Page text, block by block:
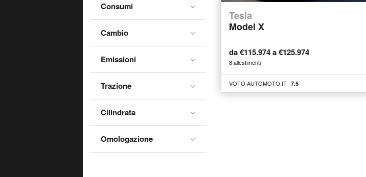
Tesla
Model X
da €115.974 a €125.974
8 allestimenti
VOTO AUTOMOTO.IT 7.5
Consumi
Cambio
Emissioni
Trazione
Cilindrata
Omologazione